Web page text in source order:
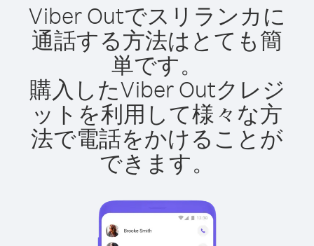
Viber Outでスリランカに
通話する方法はとても簡
単です。
購入したViber Outクレジ
ットを利用して様々な方
法で電話をかけることが
できます。